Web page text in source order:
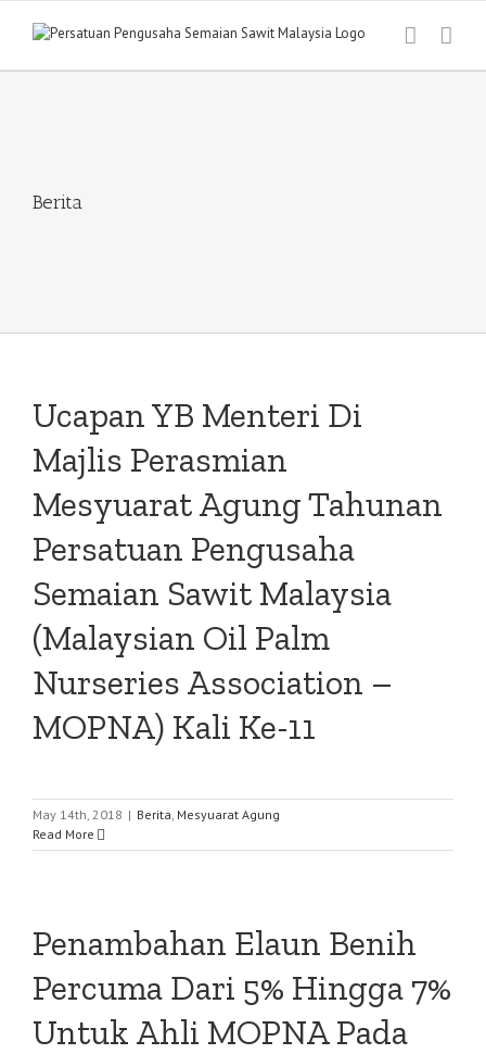
Berita
Ucapan YB Menteri Di
Majlis Perasmian
Mesyuarat Agung Tahunan
Persatuan Pengusaha
Semaian Sawit Malaysia
(Malaysian Oil Palm
Nurseries Association –
MOPNA) Kali Ke-11
May 14th, 2018 | Berita, Mesyuarat Agung
Read More
Penambahan Elaun Benih
Percuma Dari 5% Hingga 7%
Untuk Ahli MOPNA Pada